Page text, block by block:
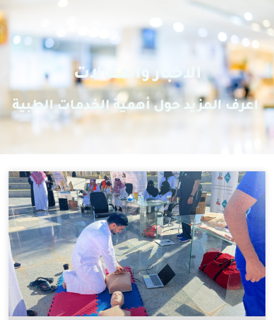
الاخبار والمقالات
اعرف المزيد حول أهمية الخدمات الطبية